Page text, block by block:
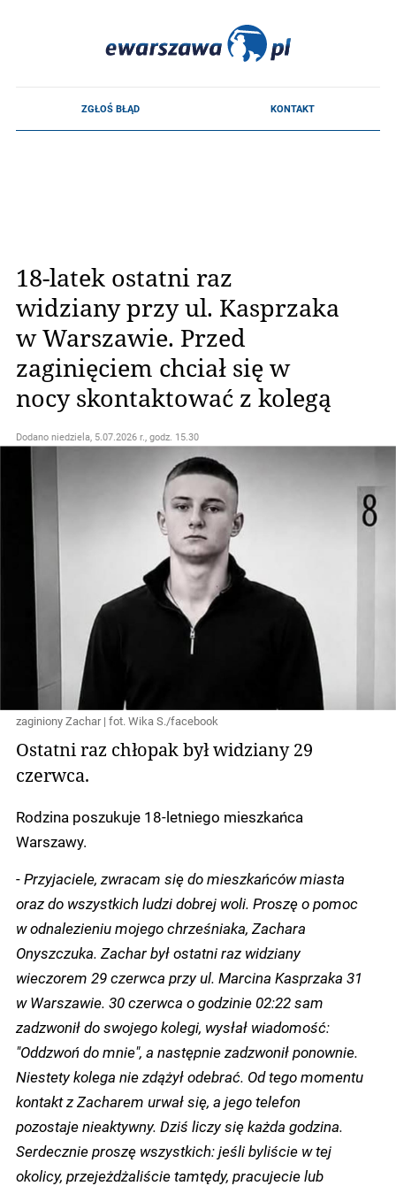
18-latek ostatni raz
widziany przy ul. Kasprzaka
w Warszawie. Przed
zaginięciem chciał się w
nocy skontaktować z kolegą
Dodano niedziela, 5.07.2026 r., godz. 15.30
zaginiony Zachar | fot. Wika S./facebook
Ostatni raz chłopak był widziany 29
czerwca.
Rodzina poszukuje 18-letniego mieszkańca
Warszawy.
-Przyjaciele, zwracam się do mieszkańców miasta
oraz do wszystkich ludzi dobrej woli. Proszę o pomoc
w odnalezieniu mojego chrześniaka, Zachara
Onyszczuka. Zachar był ostatni raz widziany
wieczorem 29 czerwca przy ul. Marcina Kasprzaka 31
w Warszawie. 30 czerwca o godzinie 02:22 sam
zadzwonił do swojego kolegi, wysłał wiadomość:
"Oddzwoń do mnie", a następnie zadzwonił ponownie.
Niestety kolega nie zdążył odebrać. Od tego momentu
kontakt z Zacharem urwał się, a jego telefon
pozostaje nieaktywny. Dziś liczy się każda godzina.
Serdecznie proszę wszystkich: jeśli byliście w tej
okolicy, przejeżdżaliście tamtędy, pracujecie lub